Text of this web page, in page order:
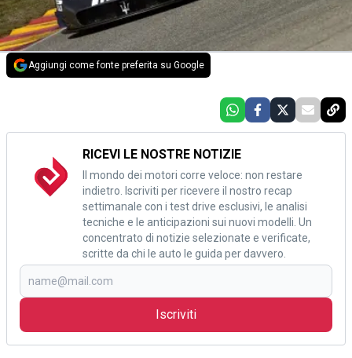
Aggiungi come fonte preferita su Google
RICEVI LE NOSTRE NOTIZIE
Il mondo dei motori corre veloce: non restare
indietro. Iscriviti per ricevere il nostro recap
settimanale con i test drive esclusivi, le analisi
tecniche e le anticipazioni sui nuovi modelli. Un
concentrato di notizie selezionate e verificate,
scritte da chi le auto le guida per davvero.
Iscriviti